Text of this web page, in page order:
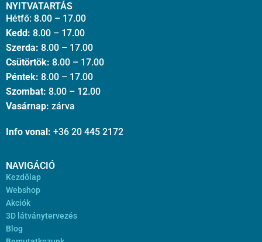
NYITVATARTÁS
Hétfő: 8.00 – 17.00
Kedd: 8.00 – 17.00
Szerda: 8.00 – 17.00
Csütörtök: 8.00 – 17.00
Péntek: 8.00 – 17.00
Szombat: 8.00 – 12.00
Vasárnap: zárva
Info vonal: +36 20 445 2172
NAVIGÁCIÓ
Kezdőlap
Webshop
Akciók
3D látványtervezés
Blog